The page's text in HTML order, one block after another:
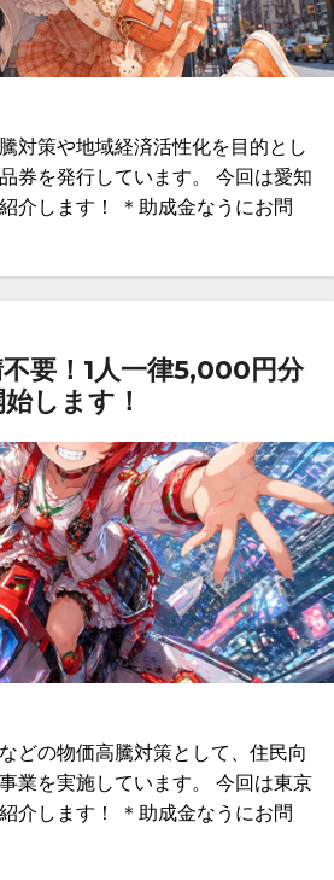
対策や地域経済活性化を目的とし
券を発行しています。 今回は愛知
介します！ ＊助成金なうにお問
不要！1人一律5,000円分
します！
どの物価高騰対策として、住民向
業を実施しています。 今回は東京
介します！ ＊助成金なうにお問